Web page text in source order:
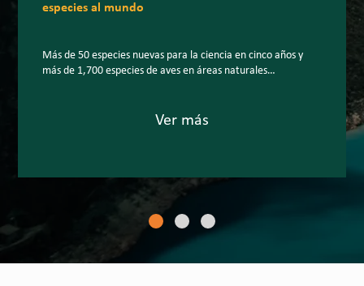
especies al mundo
Más de 50 especies nuevas para la ciencia en cinco años y
más de 1,700 especies de aves en áreas naturales
creciente pérdida de biodiversidad, el Perú mantiene el 96 %
Ver más